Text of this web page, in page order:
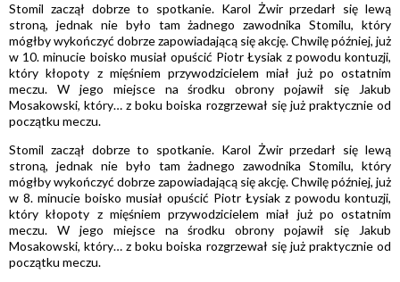
Stomil zaczął dobrze to spotkanie. Karol Żwir przedarł się lewą
stroną, jednak nie było tam żadnego zawodnika Stomilu, który
mógłby wykończyć dobrze zapowiadającą się akcję. Chwilę później, już
w 10. minucie boisko musiał opuścić Piotr Łysiak z powodu kontuzji,
który kłopoty z mięśniem przywodzicielem miał już po ostatnim
meczu. W jego miejsce na środku obrony pojawił się Jakub
Mosakowski, który… z boku boiska rozgrzewał się już praktycznie od
początku meczu.
Stomil zaczął dobrze to spotkanie. Karol Żwir przedarł się lewą
stroną, jednak nie było tam żadnego zawodnika Stomilu, który
mógłby wykończyć dobrze zapowiadającą się akcję. Chwilę później, już
w 8. minucie boisko musiał opuścić Piotr Łysiak z powodu kontuzji,
który kłopoty z mięśniem przywodzicielem miał już po ostatnim
meczu. W jego miejsce na środku obrony pojawił się Jakub
Mosakowski, który… z boku boiska rozgrzewał się już praktycznie od
początku meczu.